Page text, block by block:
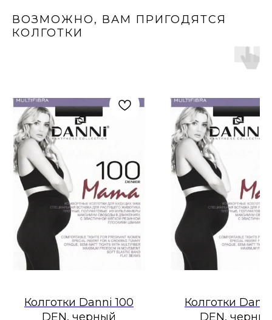
ВОЗМОЖНО, ВАМ ПРИГОДЯТСЯ
КОЛГОТКИ
Колготки Danni 100
DEN, черный
Колготки
DEN,